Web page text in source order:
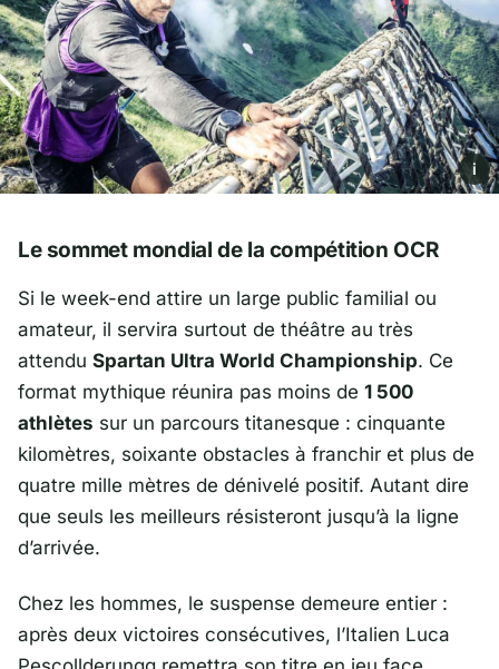
i
Le sommet mondial de la compétition OCR
Si le week-end attire un large public familial ou
amateur, il servira surtout de théâtre au très
attendu Spartan Ultra World Championship. Ce
format mythique réunira pas moins de 1 500
athlètes sur un parcours titanesque : cinquante
kilomètres, soixante obstacles à franchir et plus de
quatre mille mètres de dénivelé positif. Autant dire
que seuls les meilleurs résisteront jusqu’à la ligne
d’arrivée.
Chez les hommes, le suspense demeure entier :
après deux victoires consécutives, l’Italien Luca